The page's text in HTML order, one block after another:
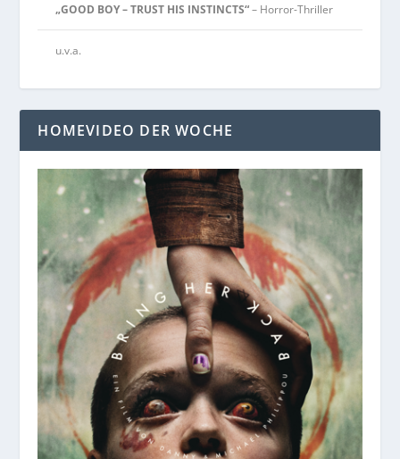
„GOOD BOY – TRUST HIS INSTINCTS“– Horror-Thriller
u.v.a.
HOMEVIDEO DER WOCHE